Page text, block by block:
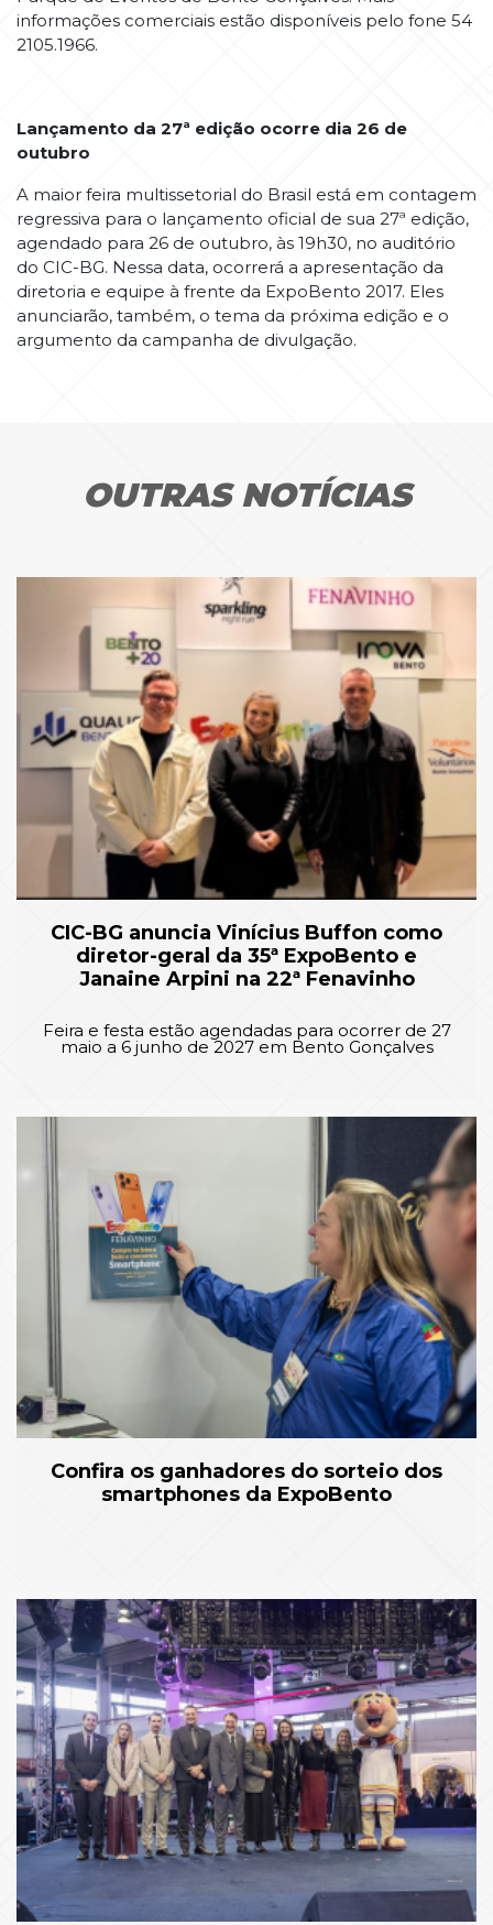
informações comerciais estão disponíveis pelo fone 54
2105.1966.
Lançamento da 27ª edição ocorre dia 26 de
outubro
A maior feira multissetorial do Brasil está em contagem
regressiva para o lançamento oficial de sua 27ª edição,
agendado para 26 de outubro, às 19h30, no auditório
do CIC-BG. Nessa data, ocorrerá a apresentação da
diretoria e equipe à frente da ExpoBento 2017. Eles
anunciarão, também, o tema da próxima edição e o
argumento da campanha de divulgação.
OUTRAS NOTÍCIAS
CIC-BG anuncia Vinícius Buffon como
diretor-geral da 35ª ExpoBento e
Janaine Arpini na 22ª Fenavinho
Feira e festa estão agendadas para ocorrer de 27
maio a 6 junho de 2027 em Bento Gonçalves
Confira os ganhadores do sorteio dos
smartphones da ExpoBento